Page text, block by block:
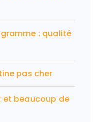
: qualité
pas cher
et beaucoup de